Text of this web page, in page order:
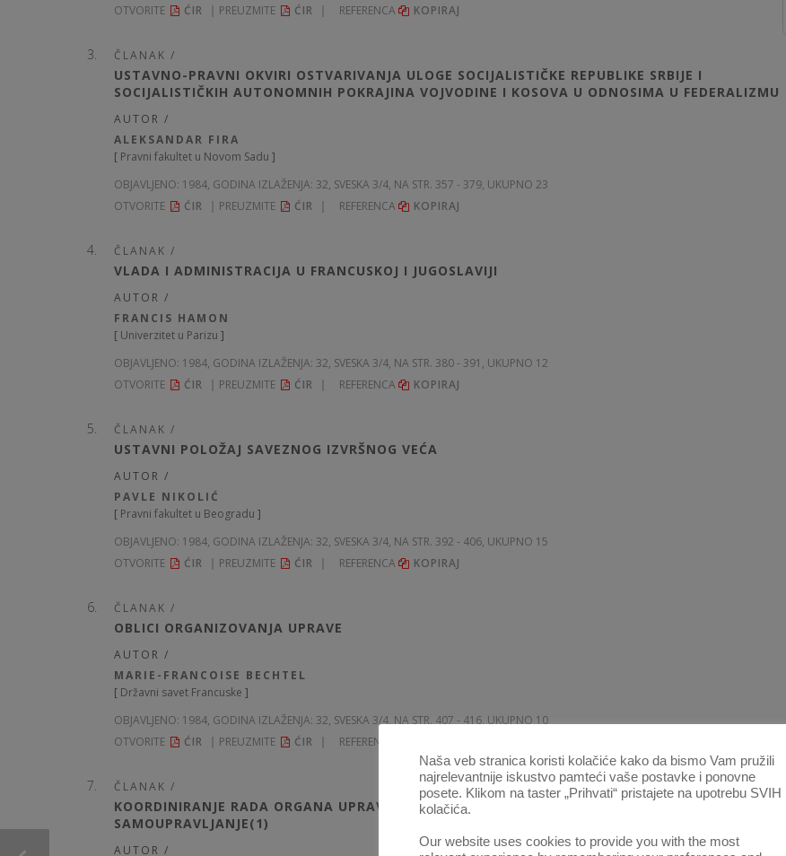
OTVORITE
ĆIR PREUZMITE ĆIR REFERENCA KOPIRAJ
ČLANAK /
USTAVNO-PRAVNI OKVIRI OSTVARIVANJA ULOGE SOCIJALISTIČKE REPUBLIKE SRBIJE I
SOCIJALISTIČKIH AUTONOMNIH POKRAJINA VOJVODINE I KOSOVA U ODNOSIMA U FEDERALIZMU
AUTOR /
ALEKSANDAR FIRA
[ Pravni fakultet u Novom Sadu ]
OBJAVLJENO: 1984, GODINA IZLAŽENJA: 32, SVESKA 3/4, NA STR. 357 - 379, UKUPNO 23
OTVORITE
ĆIR PREUZMITE ĆIR REFERENCA KOPIRAJ
ČLANAK /
VLADA I ADMINISTRACIJA U FRANCUSKOJ I JUGOSLAVIJI
AUTOR /
FRANCIS HAMON
[ Univerzitet u Parizu ]
OBJAVLJENO: 1984, GODINA IZLAŽENJA: 32, SVESKA 3/4, NA STR. 380 - 391, UKUPNO 12
OTVORITE
ĆIR PREUZMITE ĆIR REFERENCA KOPIRAJ
ČLANAK /
USTAVNI POLOŽAJ SAVEZNOG IZVRŠNOG VEĆA
AUTOR /
PAVLE NIKOLIĆ
[ Pravni fakultet u Beogradu ]
OBJAVLJENO: 1984, GODINA IZLAŽENJA: 32, SVESKA 3/4, NA STR. 392 - 406, UKUPNO 15
OTVORITE
ĆIR PREUZMITE ĆIR REFERENCA KOPIRAJ
ČLANAK /
OBLICI ORGANIZOVANJA UPRAVE
AUTOR /
MARIE-FRANCOISE BECHTEL
[ Državni savet Francuske ]
OBJAVLJENO: 1984, GODINA IZLAŽENJA: 32, SVESKA 3/4, NA STR. 407 - 416, UKUPNO 10
OTVORITE
ĆIR PREUZMITE ĆIR REFERENCA
ČLANAK /
KOORDINIRANJE RADA ORGANA UPRAVE U JUGOSLAVIJI — METODI RUKOVOĐENJA I
SAMOUPRAVLJANJE(1)
AUTOR /
Naša veb stranica koristi kolačiće kako da bismo Vam pružili
najrelevantnije iskustvo pamteći vaše postavke i ponovne
posete. Klikom na taster „Prihvati“ pristajete na upotrebu SVIH
kolačića.
Our website uses cookies to provide you with the most